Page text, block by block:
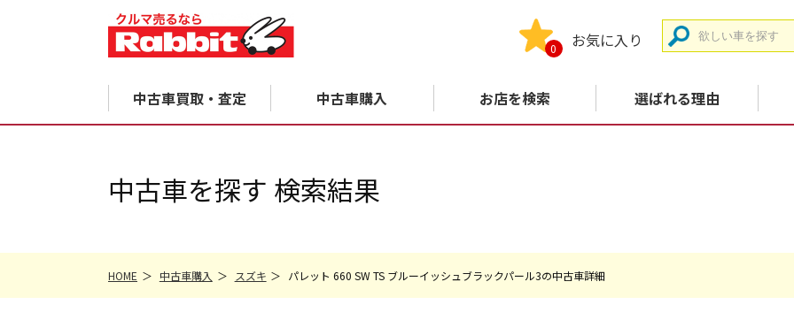
お気に入り
0
中古車買取・査定 中古車購入 お店を検索 選ばれる理由
中古車を探す 検索結果
HOME 中古車購入 スズキ パレット 660 SW TS ブルーイッシュブラックパール3の中古車詳細